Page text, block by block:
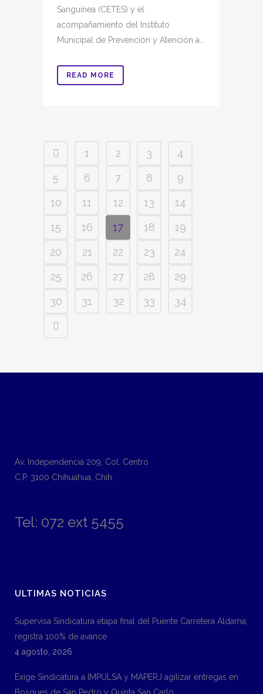
Sanguínea (CETES) y el
acompañamiento del Instituto
Municipal de Prevención y Atención a...
READ MORE
1 2 3
4
5
6 7 8
9
10
11 12 13
14
15
16 17 18
19
20
21 22 23
24
25
26 27 28
29
30
31 32 33 34
Av. Independencia 209, Col. Centro
C.P. 3100 Chihuahua, Chih.
Tel: 072 ext 5455
ULTIMAS NOTICIAS
Supervisa Sindicatura etapa final del Puente Carretera Aldama;
registra 100% de avance
4 agosto, 2026
Exige Sindicatura a IMPULSA y MAPERJ agilizar entregas en